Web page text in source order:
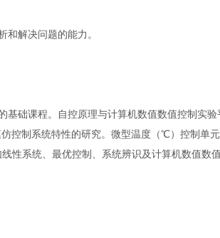
解决问题的能力。
基础课程。自控原理与计算机数值数值控制实
控制系统特性的研究。微型温度（℃）控制单
性系统、最优控制、系统辨识及计算机数值数